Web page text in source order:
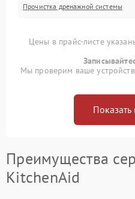
Прочистка дренажной системы
Цены в прайс-листе
Мы проверим ваше
Показать
Преимущества
KitchenAid